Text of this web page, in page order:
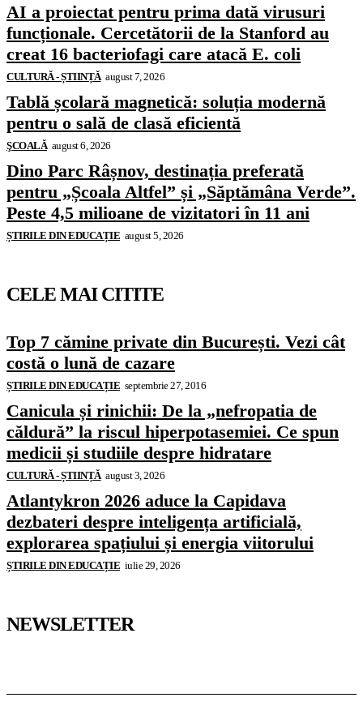
AI a proiectat pentru prima dată virusuri
funcționale. Cercetătorii de la Stanford au
creat 16 bacteriofagi care atacă E. coli
CULTURĂ - ȘTIINȚĂ august 7, 2026
Tablă școlară magnetică: soluția modernă
pentru o sală de clasă eficientă
ŞCOALĂ august 6, 2026
Dino Parc Râșnov, destinația preferată
pentru „Școala Altfel” și „Săptămâna Verde”.
Peste 4,5 milioane de vizitatori în 11 ani
ȘTIRILE DIN EDUCAȚIE august 5, 2026
CELE MAI CITITE
Top 7 cămine private din București. Vezi cât
costă o lună de cazare
ȘTIRILE DIN EDUCAȚIE septembrie 27, 2016
Canicula și rinichii: De la „nefropatia de
căldură” la riscul hiperpotasemiei. Ce spun
medicii și studiile despre hidratare
CULTURĂ - ȘTIINȚĂ august 3, 2026
Atlantykron 2026 aduce la Capidava
dezbateri despre inteligența artificială,
explorarea spațiului și energia viitorului
ȘTIRILE DIN EDUCAȚIE iulie 29, 2026
NEWSLETTER